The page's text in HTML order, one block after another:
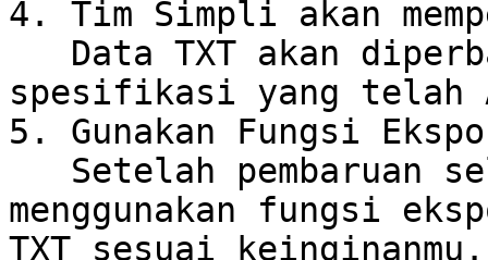
4. Tim Simpli akan
spesifikasi yang telah
5. Gunakan Fungsi
menggunakan fungsi
TXT sesuai keinginanmu.